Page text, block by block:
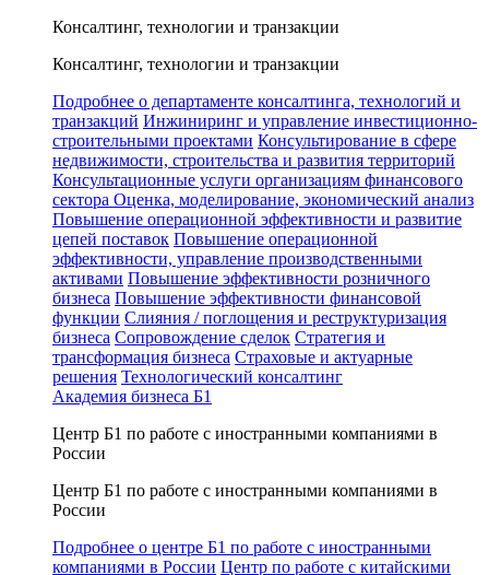
Консалтинг, технологии и транзакции
Консалтинг, технологии и транзакции
Подробнее о департаменте консалтинга, технологий и
транзакций Инжиниринг и управление инвестиционно-
строительными проектами Консультирование в сфере
недвижимости, строительства и развития территорий
Консультационные услуги организациям финансового
сектора Оценка, моделирование, экономический анализ
Повышение операционной эффективности и развитие
цепей поставок Повышение операционной
эффективности, управление производственными
активами Повышение эффективности розничного
бизнеса Повышение эффективности финансовой
функции Слияния / поглощения и реструктуризация
бизнеса Сопровождение сделок Стратегия и
трансформация бизнеса Страховые и актуарные
решения Технологический консалтинг
Академия бизнеса Б1
Центр Б1 по работе с иностранными компаниями в
России
Центр Б1 по работе с иностранными компаниями в
России
Подробнее о центре Б1 по работе с иностранными
компаниями в России Центр по работе с китайскими